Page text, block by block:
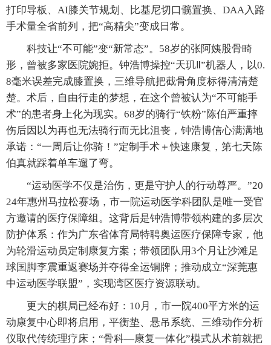
打印导板、AI膝关节规划、比基尼切口髋置换、DAA入路
手术量全省前列，把“高精尖”变成日常。
科技让“不可能”变“新常态”。58岁的张阿姨股骨畸
形，曾被多家医院婉拒。钟浩博操控“天玑Ⅱ”机器人，以0.
8毫米误差完成膝置换，三维导航把截骨角度标得清清楚
楚。术后，自由行走的梦想，在这个曾被认为“不可能手
术”的患者身上化为现实。68岁的骑行“铁粉”陈伯严重摔
伤后因以为再也无法骑行而无比沮丧，钟浩博信心满满地
承诺：“一周后让你骑！”定制手术＋快速康复，第七天陈
伯真就踩着单车遛了弯。
“运动医学不仅是治伤，更是守护人的行动尊严。”20
24年惠州马拉松赛场，市一院运动医学科团队是唯一受官
方邀请的医疗保障组。这背后是钟浩博带领构建的多层次
防护体系：作为广东省体育局特聘奥运医疗保障专家，他
为轮滑运动员定制康复方案；带领团队用3个月让沙滩足
球国脚李震重返赛场并夺得全运铜牌；推动成立“深莞惠
中运动医学联盟”，实现湾区医疗资源联动。
更大的棋局已经布好：10月，市一院400平方米的运
动康复中心即将启用，平衡垫、悬吊系统、三维动作分析
仪取代传统理疗床；“骨科—康复一体化”模式从术前就把